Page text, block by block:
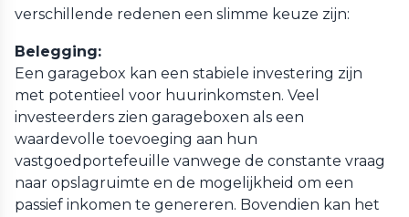
verschillende redenen een slimme keuze zijn:
Belegging:
Een garagebox kan een stabiele investering zijn
met potentieel voor huurinkomsten. Veel
investeerders zien garageboxen als een
waardevolle toevoeging aan hun
vastgoedportefeuille vanwege de constante vraag
naar opslagruimte en de mogelijkheid om een
passief inkomen te genereren. Bovendien kan het